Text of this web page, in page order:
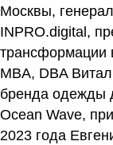
Москвы,
INPRO.digital,
MBA, DBA
бренда одежды
Ocean Wave,
2023 года